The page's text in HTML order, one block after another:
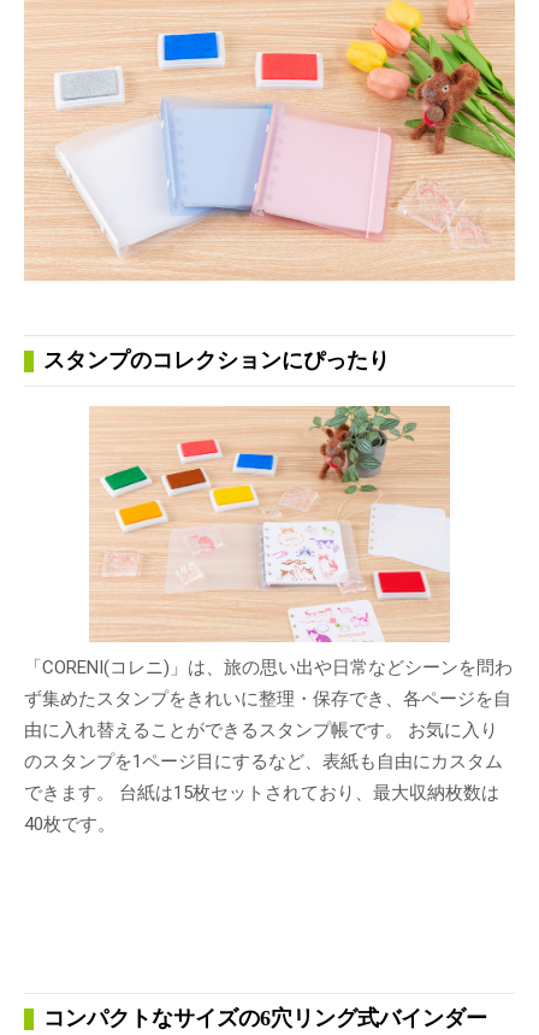
スタンプのコレクションにぴったり
「CORENI(コレニ)」は、旅の思い出や日常などシーンを問わ
ず集めたスタンプをきれいに整理・保存でき、各ページを自
由に入れ替えることができるスタンプ帳です。 お気に入り
のスタンプを1ページ目にするなど、表紙も自由にカスタム
できます。 台紙は15枚セットされており、最大収納枚数は
40枚です。
コンパクトなサイズの6穴リング式バインダー